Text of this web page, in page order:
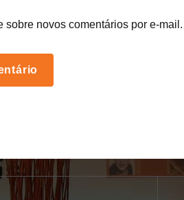
sobre novos comentários por e-mail.